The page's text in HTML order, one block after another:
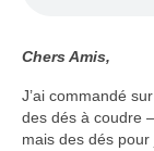
Vidéos
Chers Amis,
J’ai commandé
des dés à coudre
mais des dés pour